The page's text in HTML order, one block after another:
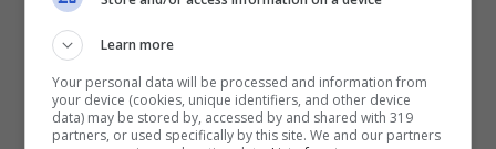
Roma, Padovan affossa De
Rossi: “Preso solo per fare
nove punti”
Learn more
Your personal data will be processed and information from
your device (cookies, unique identifiers, and other device
data) may be stored by, accessed by and shared with 319
partners, or used specifically by this site. We and our partners